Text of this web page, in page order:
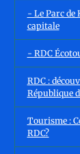
- Le Parc de
capitale
- RDC
RDC :
République
Tourisme :
RDC?